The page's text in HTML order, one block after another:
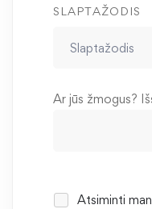
SLAPTAŽODIS
Ar jūs žmogus?
Atsiminti